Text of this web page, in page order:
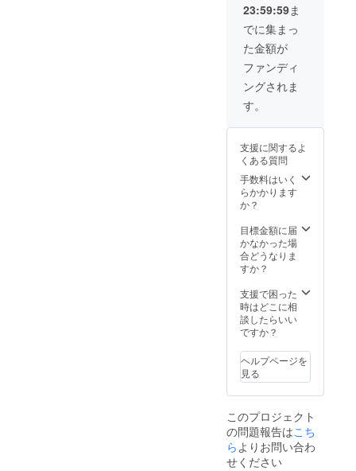
年5月末まで）
（10枚分を6
セット
※CAMPFIRE限
定特別価格にて
ご提供） ・宿泊
部屋の命名権
23:59:59ま
でに集まっ
た金額が
ファンディ
ングされま
す。
支援に関するよ
くある質問
手数料はいく
らかかります
か？
目標金額に届
かなかった場
合どうなりま
すか？
支援で困った
時はどこに相
談したらいい
ですか？
ヘルプページを
見る
このプロジェクト
の問題報告はこち
らよりお問い合わ
せください